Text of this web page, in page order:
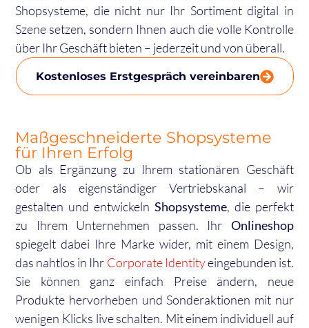
Shopsysteme, die nicht nur Ihr Sortiment digital in
Szene setzen, sondern Ihnen auch die volle Kontrolle
über Ihr Geschäft bieten – jederzeit und von überall.
Kostenloses Erstgespräch vereinbaren
Maßgeschneiderte Shopsysteme
für Ihren Erfolg
Ob als Ergänzung zu Ihrem stationären Geschäft
oder als eigenständiger Vertriebskanal – wir
gestalten und entwickeln Shopsysteme, die perfekt
zu Ihrem Unternehmen passen. Ihr Onlineshop
spiegelt dabei Ihre Marke wider, mit einem Design,
das nahtlos in Ihr Corporate Identityeingebunden ist.
Sie können ganz einfach Preise ändern, neue
Produkte hervorheben und Sonderaktionen mit nur
wenigen Klicks live schalten. Mit einem individuell auf